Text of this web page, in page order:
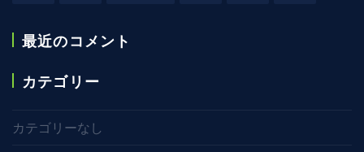
最近のコメント
カテゴリー
カテゴリーなし